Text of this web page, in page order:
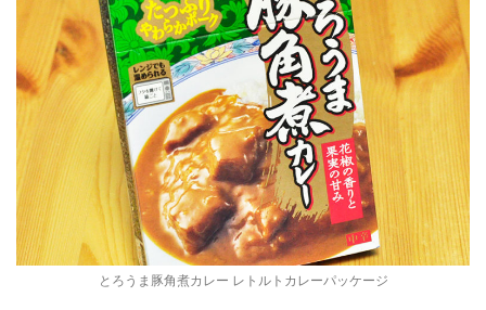
とろうま豚角煮カレー レトルトカレーパッケージ